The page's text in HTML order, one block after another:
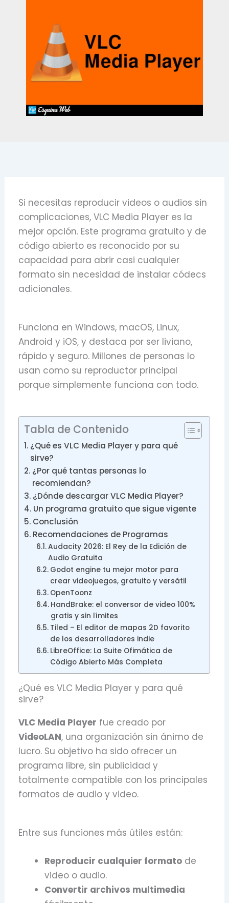
Si necesitas reproducir videos o audios sin
complicaciones, VLC Media Player es la
mejor opción. Este programa gratuito y de
código abierto es reconocido por su
capacidad para abrir casi cualquier
formato sin necesidad de instalar códecs
adicionales.
Funciona en Windows, macOS, Linux,
Android y iOS, y destaca por ser liviano,
rápido y seguro. Millones de personas lo
usan como su reproductor principal
porque simplemente funciona con todo.
Tabla de Contenido
¿Qué es VLC Media Player y para qué
sirve?
¿Por qué tantas personas lo
recomiendan?
¿Dónde descargar VLC Media Player?
Un programa gratuito que sigue vigente
Conclusión
Recomendaciones de Programas
Audacity 2026: El Rey de la Edición de
Audio Gratuita
Godot engine tu mejor motor para
crear videojuegos, gratuito y versátil
OpenToonz
HandBrake: el conversor de video 100%
gratis y sin límites
Tiled – El editor de mapas 2D favorito
de los desarrolladores indie
LibreOffice: La Suite Ofimática de
Código Abierto Más Completa
¿Qué es VLC Media Player y para qué
sirve?
VLC Media Player fue creado por
VideoLAN, una organización sin ánimo de
lucro. Su objetivo ha sido ofrecer un
programa libre, sin publicidad y
totalmente compatible con los principales
formatos de audio y video.
Entre sus funciones más útiles están:
Reproducir cualquier formato de
video o audio.
Convertir archivos multimedia